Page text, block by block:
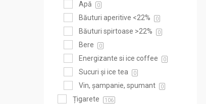
Apă 0
Băuturi aperitive <22% 0
Băuturi spirtoase >22% 0
Bere 0
Energizante si ice coffee 0
Sucuri și ice tea 0
Vin, șampanie, spumant 0
Țigarete 106